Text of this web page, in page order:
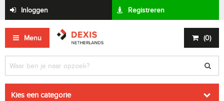
Inloggen Registreren
Menu (0)
Kies een categorie